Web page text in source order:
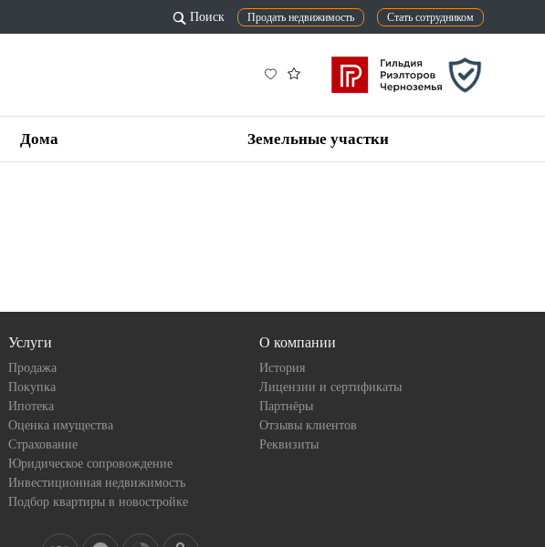
Поиск Продать недвижимость Стать сотрудником
Дома Земельные участки
Услуги
Продажа
Покупка
Ипотека
Оценка имущества
Страхование
Юридическое сопровождение
Инвестиционная недвижимость
Подбор квартиры в новостройке
О компании
История
Лицензии и сертификаты
Партнёры
Отзывы клиентов
Реквизиты